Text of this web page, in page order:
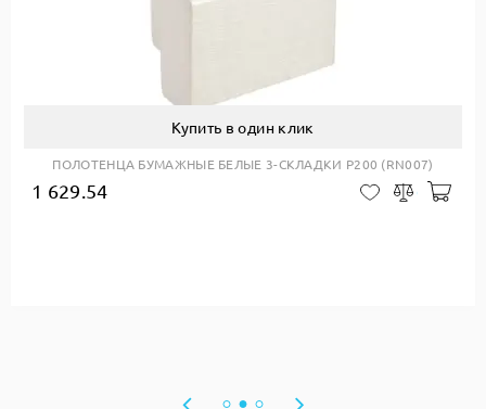
в корзину
Купить в один клик
ПОЛОТЕНЦА БУМАЖНЫЕ БЕЛЫЕ 3-СКЛАДКИ Р200 (RN007)
1 629.54 В закладки
Сравнить